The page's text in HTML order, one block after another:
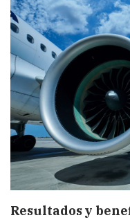
Resultados y